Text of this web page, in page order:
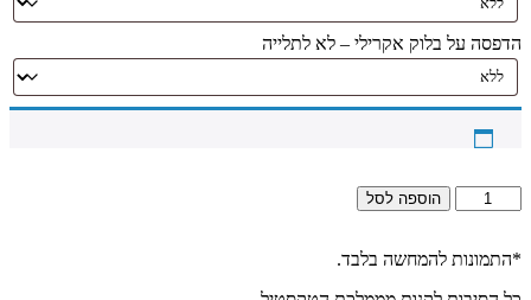
הדפסה על בלוק אקרילי – לא לתלייה
כמות
של
-
הוספה לסל
*התמונות להמחשה בלבד.